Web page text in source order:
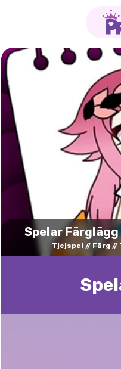
Spelar
Tjejspel Färg